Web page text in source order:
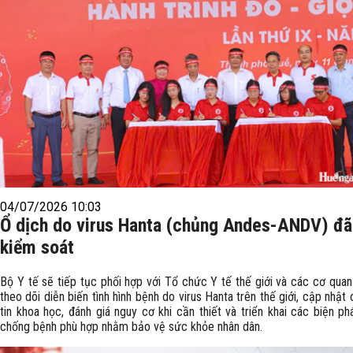
04/07/2026 10:03
Ổ dịch do virus Hanta (chủng Andes-ANDV)
kiểm soát
Bộ Y tế sẽ tiếp tục phối hợp với Tổ chức Y tế thế giới và các cơ quan
theo dõi diễn biến tình hình bệnh do virus Hanta trên thế giới, cập nhật
tin khoa học, đánh giá nguy cơ khi cần thiết và triển khai các biện
chống bệnh phù hợp nhằm bảo vệ sức khỏe nhân dân.